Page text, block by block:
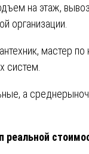
на этаж, вывоз
организации.
мастер
систем.
а
реальной